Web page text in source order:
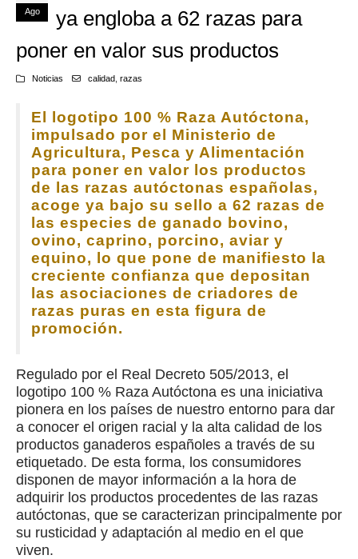
Ago
ya engloba a 62 razas para
poner en valor sus productos
Noticias calidad razas
El logotipo 100 % Raza Autóctona,
impulsado por el Ministerio de
Agricultura, Pesca y Alimentación
para poner en valor los productos
de las razas autóctonas españolas,
acoge ya bajo su sello a 62 razas de
las especies de ganado bovino,
ovino, caprino, porcino, aviar y
equino, lo que pone de manifiesto la
creciente confianza que depositan
las asociaciones de criadores de
razas puras en esta figura de
promoción.
Regulado por el Real Decreto 505/2013, el
logotipo 100 % Raza Autóctona es una iniciativa
pionera en los países de nuestro entorno para dar
a conocer el origen racial y la alta calidad de los
productos ganaderos españoles a través de su
etiquetado. De esta forma, los consumidores
disponen de mayor información a la hora de
adquirir los productos procedentes de las razas
autóctonas, que se caracterizan principalmente por
su rusticidad y adaptación al medio en el que
viven.